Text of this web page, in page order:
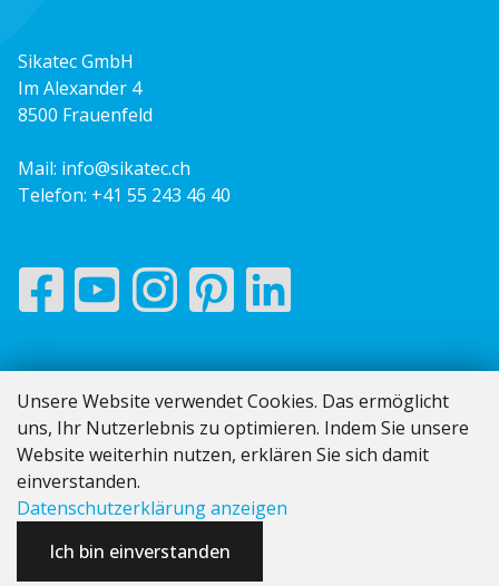
Sikatec GmbH
Im Alexander 4
8500 Frauenfeld
Mail: info@sikatec.ch
Telefon: +41 55 243 46 40
Impressum
AGB
Datenschutz
Vom Angebot bis zur Rechnung
Unsere Website verwendet Cookies. Das ermöglicht
uns, Ihr Nutzerlebnis zu optimieren. Indem Sie unsere
Website weiterhin nutzen, erklären Sie sich damit
einverstanden.
Datenschutzerklärung anzeigen
Ich bin einverstanden